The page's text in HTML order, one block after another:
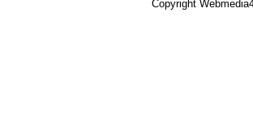
Copyright